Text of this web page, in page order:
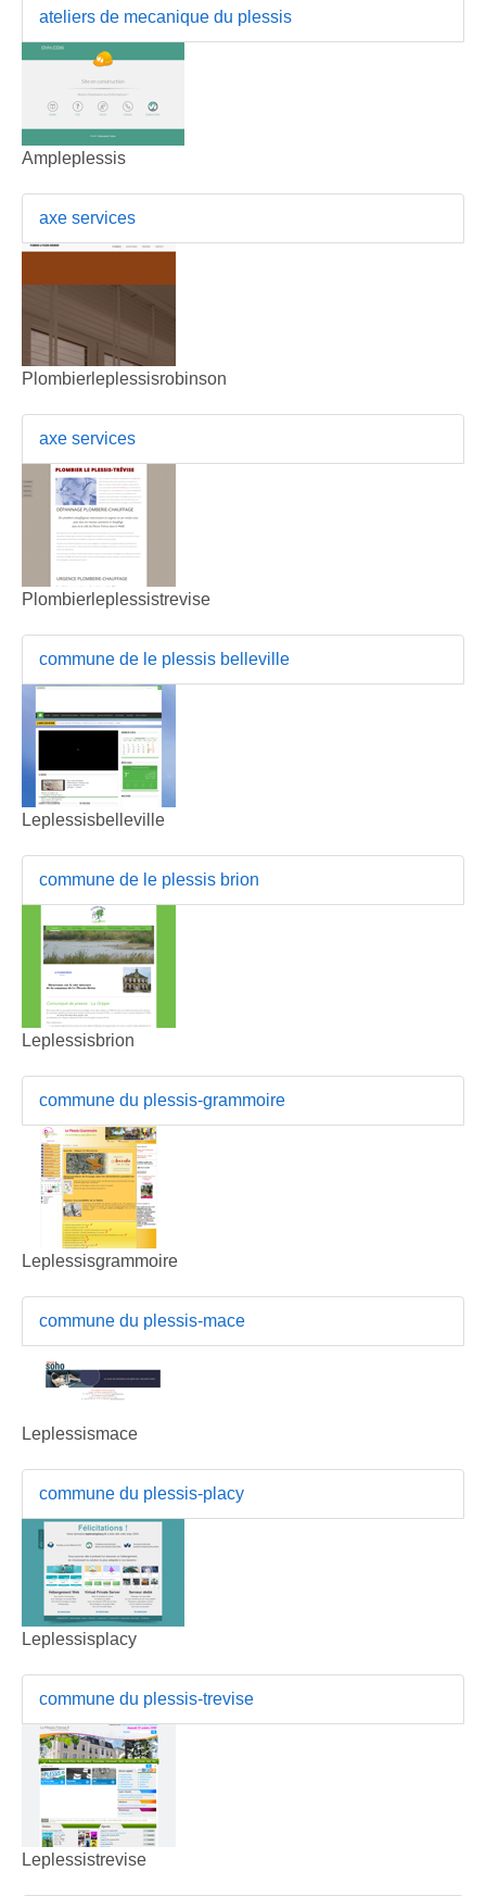
ateliers de mecanique du plessis
Ampleplessis
axe services
Plombierleplessisrobinson
axe services
Plombierleplessistrevise
commune de le plessis belleville
Leplessisbelleville
commune de le plessis brion
Leplessisbrion
commune du plessis-grammoire
Leplessisgrammoire
commune du plessis-mace
Leplessismace
commune du plessis-placy
Leplessisplacy
commune du plessis-trevise
Leplessistrevise